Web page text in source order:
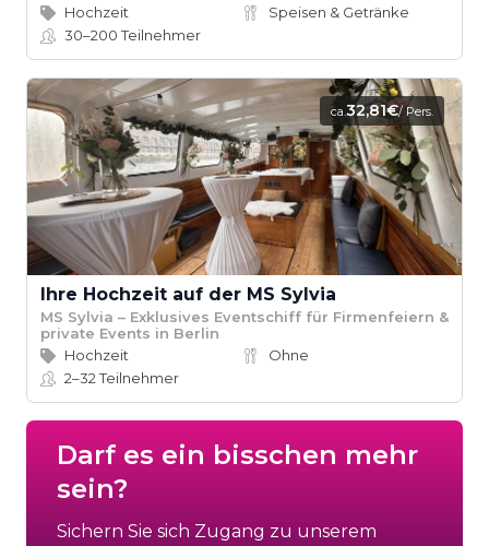
Hochzeit
Speisen & Getränke
30–200Teilnehmer
ca.32,81€/ Pers.
Ihre Hochzeit auf der MS Sylvia
MS Sylvia – Exklusives Eventschiff für Firmenfeiern &
private Events in Berlin
Hochzeit
Ohne
2–32Teilnehmer
Darf es ein bisschen mehr
sein?
Sichern Sie sich Zugang zu unserem